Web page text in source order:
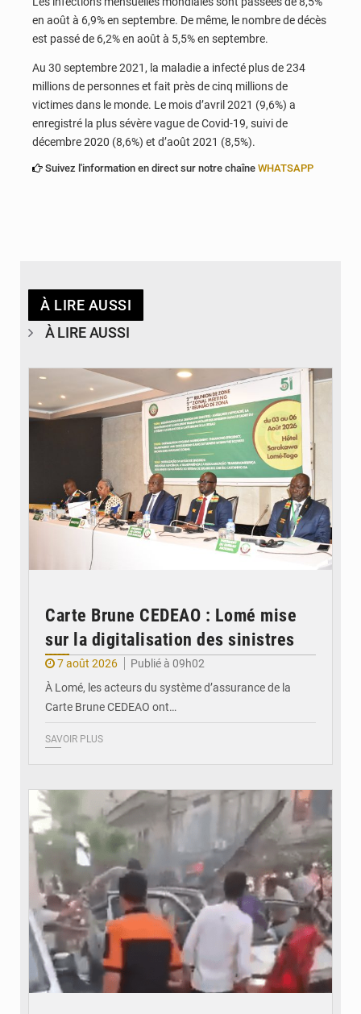
en août à 6,9% en septembre. De même, le nombre de décès
est passé de 6,2% en août à 5,5% en septembre.
Au 30 septembre 2021, la maladie a infecté plus de 234
millions de personnes et fait près de cinq millions de
victimes dans le monde. Le mois d’avril 2021 (9,6%) a
enregistré la plus sévère vague de Covid-19, suivi de
décembre 2020 (8,6%) et d’août 2021 (8,5%).
Suivez l'information en direct sur notre chaîne WHATSAPP
À LIRE AUSSI
À LIRE AUSSI
Carte Brune CEDEAO : Lomé mise
sur la digitalisation des sinistres
7 août 2026
Publié à 09h02
À Lomé, les acteurs du système d’assurance de la
Carte Brune CEDEAO ont…
SAVOIR PLUS